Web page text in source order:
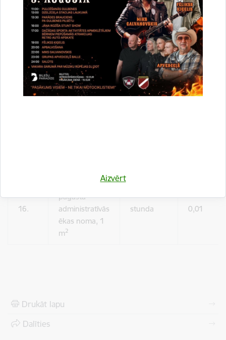
Aizvērt
14.
noma pasākumiem, semināriem, 1 stunda
Tabulu iespējams pabīdīt!
16.
pagasta
administratīvās
ēkas noma, 1
m2
stunda 0,01
Drukāt lapu
Dalīties